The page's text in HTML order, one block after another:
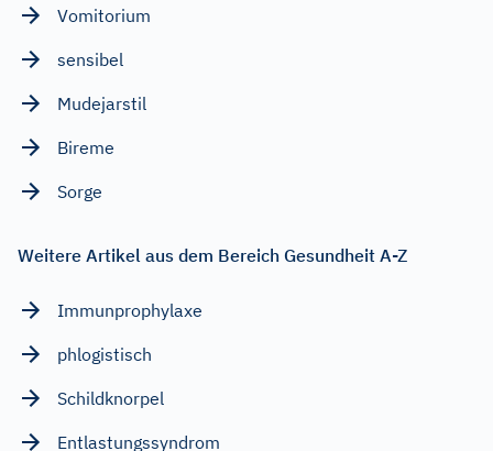
Vomitorium
sensibel
Mudejarstil
Bireme
Sorge
Weitere Artikel aus dem Bereich Gesundheit A-Z
Immunprophylaxe
phlogistisch
Schildknorpel
Entlastungssyndrom